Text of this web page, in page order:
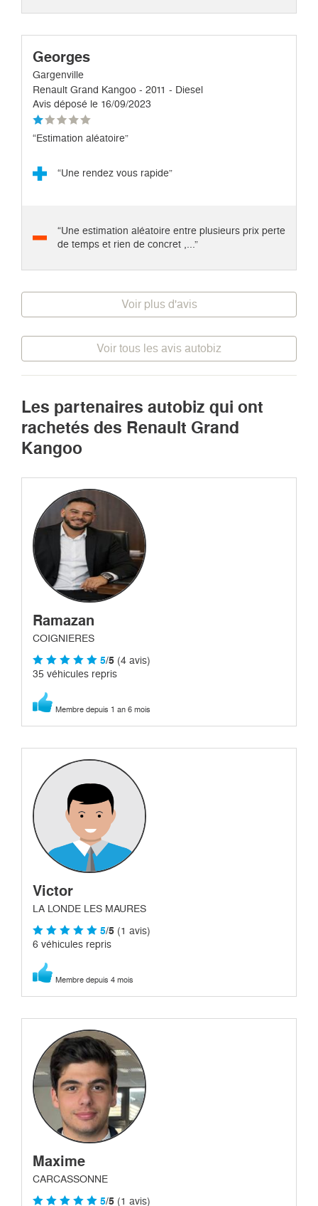
Georges
Gargenville
Renault Grand Kangoo - 2011 - Diesel
Avis déposé le 16/09/2023
“Estimation aléatoire”
“Une rendez vous rapide”
“Une estimation aléatoire entre plusieurs prix perte
de temps et rien de concret ,...”
Voir plus d'avis
Voir tous les avis autobiz
Les partenaires autobiz qui ont
rachetés des Renault Grand
Kangoo
Ramazan
COIGNIERES
5/5 (4 avis)
35 véhicules repris
Membre depuis 1 an 6 mois
Victor
LA LONDE LES MAURES
5/5 (1 avis)
6 véhicules repris
Membre depuis 4 mois
Maxime
CARCASSONNE
5/5 (1 avis)